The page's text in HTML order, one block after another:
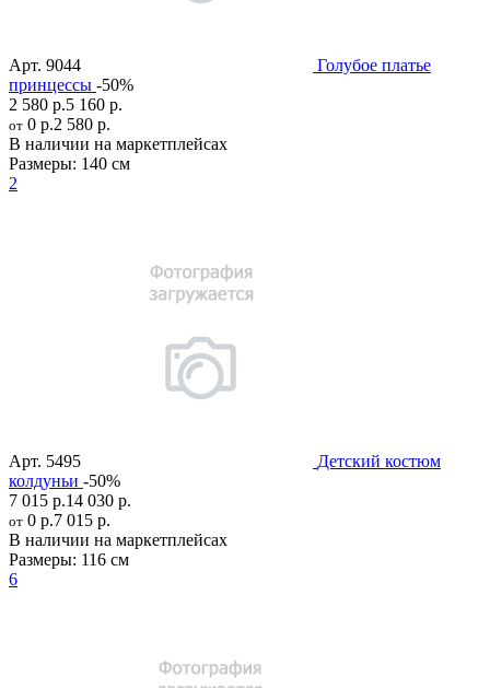
Арт. 9044
Голубое платье
принцессы -50%
2 580 р.5 160 р.
от 0 р.2 580 р.
В наличии на маркетплейсах
Размеры: 140 см
2
Арт. 5495
Детский костюм
колдуньи -50%
7 015 р.14 030 р.
от 0 р.7 015 р.
В наличии на маркетплейсах
Размеры: 116 см
6